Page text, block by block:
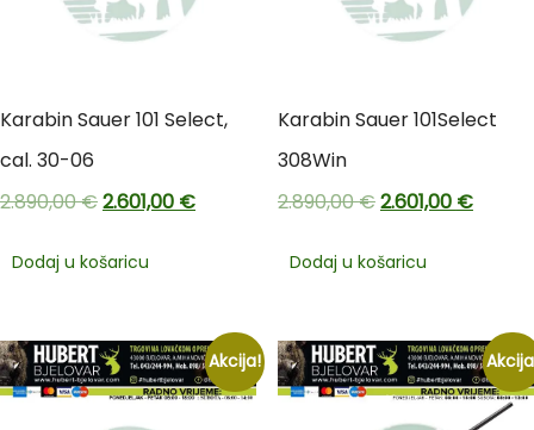
Karabin Sauer 101 Select,
cal. 30-06
2.890,00€2.601,00 €
Dodaj u košaricu
Karabin Sauer 101Select
308Win
2.890,00€2.601,00 €
Dodaj u košaricu
Akcija!